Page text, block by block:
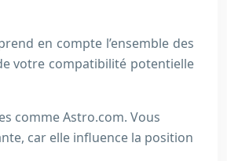
en compte l’ensemble des
votre compatibilité potentielle
comme Astro.com. Vous
car elle influence la position